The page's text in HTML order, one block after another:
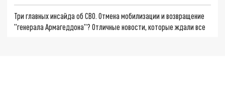
Три главных инсайда об СВО. Отмена мобилизации и возвращение
"генерала Армагеддона"? Отличные новости, которые ждали все